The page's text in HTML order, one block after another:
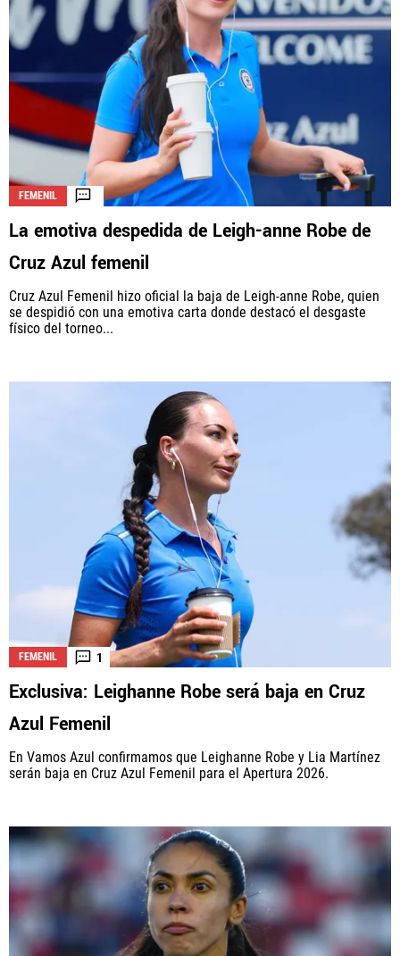
FEMENIL
La emotiva despedida de Leigh-anne Robe de
Cruz Azul femenil
Cruz Azul Femenil hizo oficial la baja de Leigh-anne Robe, quien
se despidió con una emotiva carta donde destacó el desgaste
físico del torneo...
FEMENIL 1
Exclusiva: Leighanne Robe será baja en Cruz
Azul Femenil
En Vamos Azul confirmamos que Leighanne Robe y Lia Martínez
serán baja en Cruz Azul Femenil para el Apertura 2026.